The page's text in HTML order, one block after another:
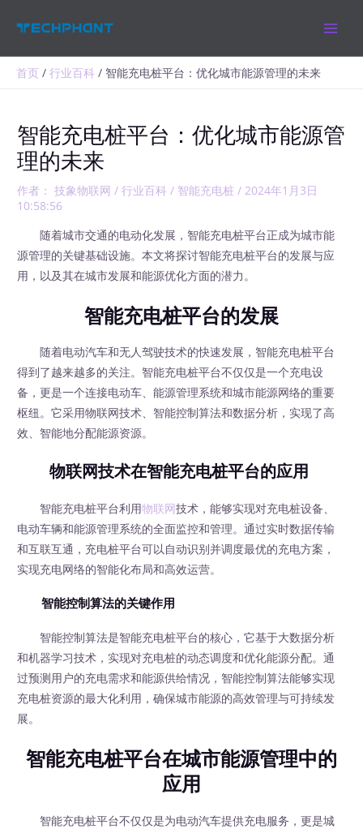
首页 行业百科 智能充电桩平台：优化城市能源管理的未来
智能充电桩平台：优化城市能源管
理的未来
作者： 技象物联网/行业百科 / 智能充电桩 /2024年1月3日
10:58:56
随着城市交通的电动化发展，智能充电桩平台正成为城市能
源管理的关键基础设施。本文将探讨智能充电桩平台的发展与应
用，以及其在城市发展和能源优化方面的潜力。
智能充电桩平台的发展
随着电动汽车和无人驾驶技术的快速发展，智能充电桩平台
得到了越来越多的关注。智能充电桩平台不仅仅是一个充电设
备，更是一个连接电动车、能源管理系统和城市能源网络的重要
枢纽。它采用物联网技术、智能控制算法和数据分析，实现了高
效、智能地分配能源资源。
物联网技术在智能充电桩平台的应用
智能充电桩平台利用物联网技术，能够实现对充电桩设备、
电动车辆和能源管理系统的全面监控和管理。通过实时数据传输
和互联互通，充电桩平台可以自动识别并调度最优的充电方案，
实现充电网络的智能化布局和高效运营。
智能控制算法的关键作用
智能控制算法是智能充电桩平台的核心，它基于大数据分析
和机器学习技术，实现对充电桩的动态调度和优化能源分配。通
过预测用户的充电需求和能源供给情况，智能控制算法能够实现
充电桩资源的最大化利用，确保城市能源的高效管理与可持续发
展。
智能充电桩平台在城市能源管理中的
应用
智能充电桩平台不仅仅是为电动汽车提供充电服务，更是城